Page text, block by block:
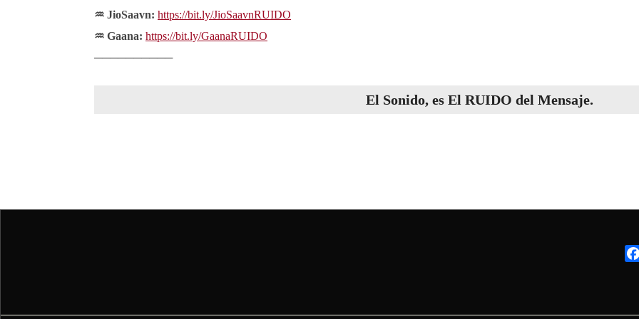
♒ JioSaavn: https://bit.ly/JioSaavnRUIDO
♒ Gaana: https://bit.ly/GaanaRUIDO
──────────
El Sonido, es El RUIDO del Mensaje.